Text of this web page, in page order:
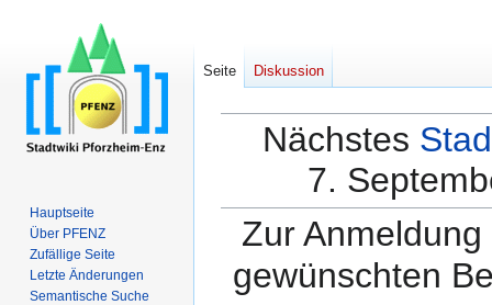
Nächstes
7.
Zur
gewünschten
Seite Diskussion
Hauptseite
Über PFENZ
Zufällige Seite
Letzte Änderungen
Semantische Suche